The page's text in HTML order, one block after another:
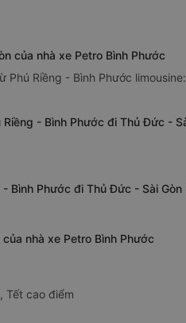
của nhà xe Petro Bình Phước
Phú Riềng - Bình Phước
- Bình Phước đi Thủ Đức -
Bình Phước đi Thủ Đức - Sài Gòn
nhà xe Petro Bình Phước
Tết cao điểm